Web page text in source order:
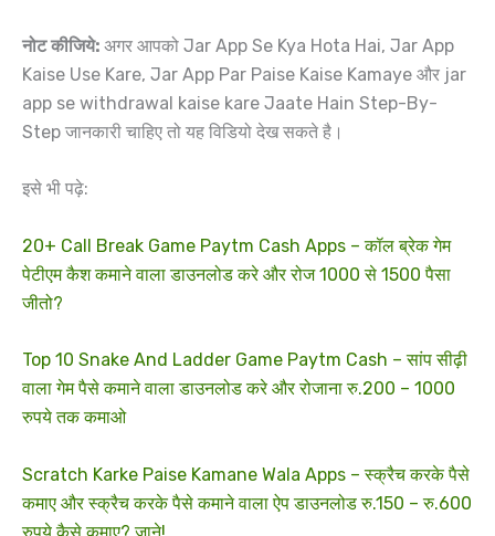
नोट कीजिये: अगर आपको Jar App Se Kya Hota Hai, Jar App
Kaise Use Kare, Jar App Par Paise Kaise Kamaye और jar
app se withdrawal kaise kare Jaate Hain Step-By-
Step जानकारी चाहिए तो यह विडियो देख सकते है।
इसे भी पढ़े:
20+ Call Break Game Paytm Cash Apps – कॉल ब्रेक गेम
पेटीएम कैश कमाने वाला डाउनलोड करे और रोज 1000 से 1500 पैसा
जीतो?
Top 10 Snake And Ladder Game Paytm Cash – सांप सीढ़ी
वाला गेम पैसे कमाने वाला डाउनलोड करे और रोजाना रु.200 – 1000
रुपये तक कमाओ
Scratch Karke Paise Kamane Wala Apps – स्क्रैच करके पैसे
कमाए और स्क्रैच करके पैसे कमाने वाला ऐप डाउनलोड रु.150 – रु.600